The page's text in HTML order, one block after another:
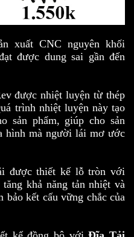
xuất CNC nguyên khối
được dung sai gần đến
được nhiệt luyện từ thép
trình nhiệt luyện này tạo
sản phẩm, giúp cho sản
hình mà người lái mơ ước
được thiết kế lỗ tròn với
khả năng tản nhiệt và
bảo kết cấu vững chắc của